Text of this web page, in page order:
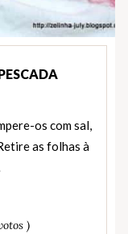
os com sal,
as folhas à
)